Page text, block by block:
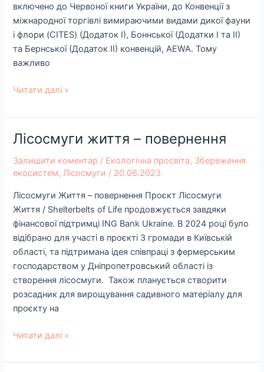
включено до Червоної книги України, до Конвенції з
міжнародної торгівлі вимираючими видами дикої фауни
і флори (CITES) (Додаток І), Боннської (Додатки І та ІІ)
та Бернської (Додаток ІІ) конвенцій, AEWA. Тому
важливо
Читати далі »
Лісосмуги життя – повернення
Залишити коментар / Екологічна просвіта, Збереження
екосистем,Лісосмуги / 20.06.2023
Лісосмуги Життя – повернення Проєкт Лісосмуги
Життя / Shelterbelts of Life продовжується завдяки
фінансової підтримці ING Bank Ukraine. В 2024 році було
відібрано для участі в проєкті 3 громади в Київській
області, та підтримана ідея співпраці з фермерським
господарством у Дніпропетровський області із
створення лісосмуги. Також планується створити
розсадник для вирощування садивного матеріалу для
проєкту на
Лісосмуги
–
повернення
Читати далі »